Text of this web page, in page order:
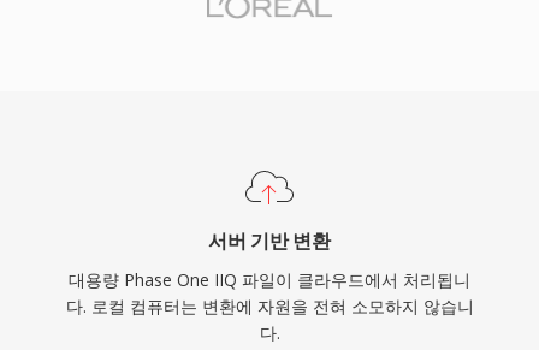
서버 기반 변환
대용량 Phase One IIQ 파일이 클라우드에서 처리됩니
다. 로컬 컴퓨터는 변환에 자원을 전혀 소모하지 않습니
다.